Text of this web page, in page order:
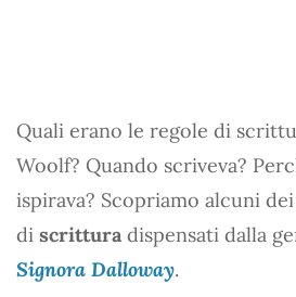
Quali erano le regole di
Woolf? Quando scriveva?
ispirava? Scopriamo alcuni
di scrittura dispensati dalla
Signora Dalloway.